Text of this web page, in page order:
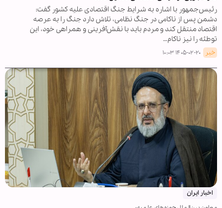
رئیس‌جمهور با اشاره به شرایط جنگ اقتصادی علیه کشور گفت:
دشمن پس از ناکامی در جنگ نظامی، تلاش دارد جنگ را به عرصه
اقتصاد منتقل کند و مردم باید با نقش‌آفرینی و همراهی خود، این
توطئه را نیز ناکام…
خبر ۱۴۰۵-۰۲-۲۰ ۱۰:۰۳
اخبار ایران